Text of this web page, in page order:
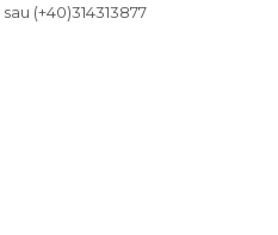
sau (+40)314313877